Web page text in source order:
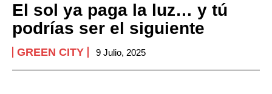
El sol ya paga la luz… y tú
podrías ser el siguiente
GREEN CITY 9 Julio, 2025